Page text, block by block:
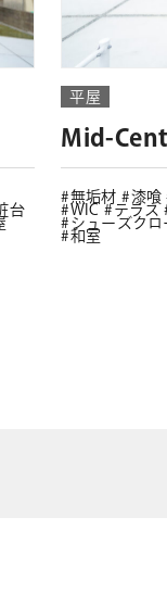
台
平屋
Mid-
無垢材 漆喰
WIC
テラス
シューズクロ
和室